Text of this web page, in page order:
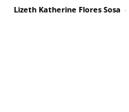
Lizeth Katherine Flores Sosa -